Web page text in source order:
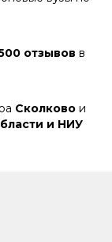
отзывов в
Сколково и
и НИУ